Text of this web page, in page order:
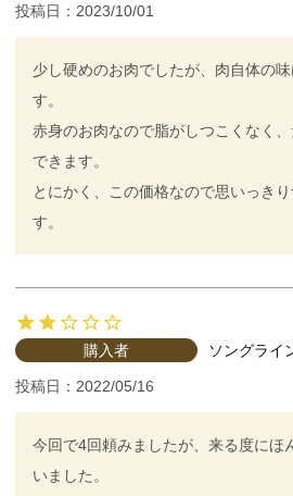
投稿日 2023/10/01
少し硬めのお肉でしたが、肉自体の
す。
赤身のお肉なので脂がしつこくなく
できます。
とにかく、この価格なので思いっき
す。
ソングライ
購入者
投稿日 2022/05/16
今回で4回頼みましたが、来る度にほ
いました。